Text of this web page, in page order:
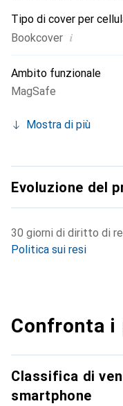
Tipo di cover per
Bookcover i
Ambito funzionale
MagSafe
Mostra di più
Evoluzione del
30 giorni di diritto di
Politica sui resi
Confronta
Classifica di
smartphone